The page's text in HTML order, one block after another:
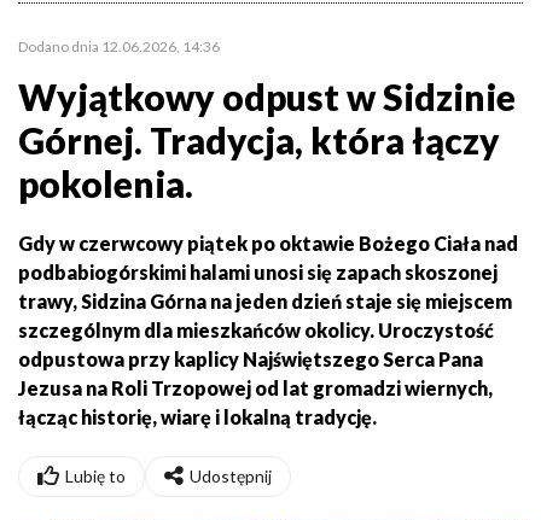
Dodano dnia 12.06.2026, 14:36
Wyjątkowy odpust w Sidzinie
Górnej. Tradycja, która łączy
pokolenia.
Gdy w czerwcowy piątek po oktawie Bożego Ciała nad
podbabiogórskimi halami unosi się zapach skoszonej
trawy, Sidzina Górna na jeden dzień staje się miejscem
szczególnym dla mieszkańców okolicy. Uroczystość
odpustowa przy kaplicy Najświętszego Serca Pana
Jezusa na Roli Trzopowej od lat gromadzi wiernych,
łącząc historię, wiarę i lokalną tradycję.
Lubię to Udostępnij